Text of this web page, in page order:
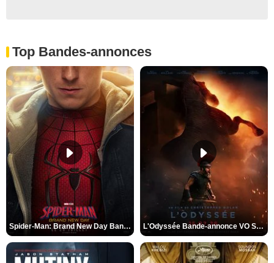
Top Bandes-annonces
Spider-Man: Brand New Day Bande-annonce VO STFR L'Odyssée Bande-annonce VO STFR